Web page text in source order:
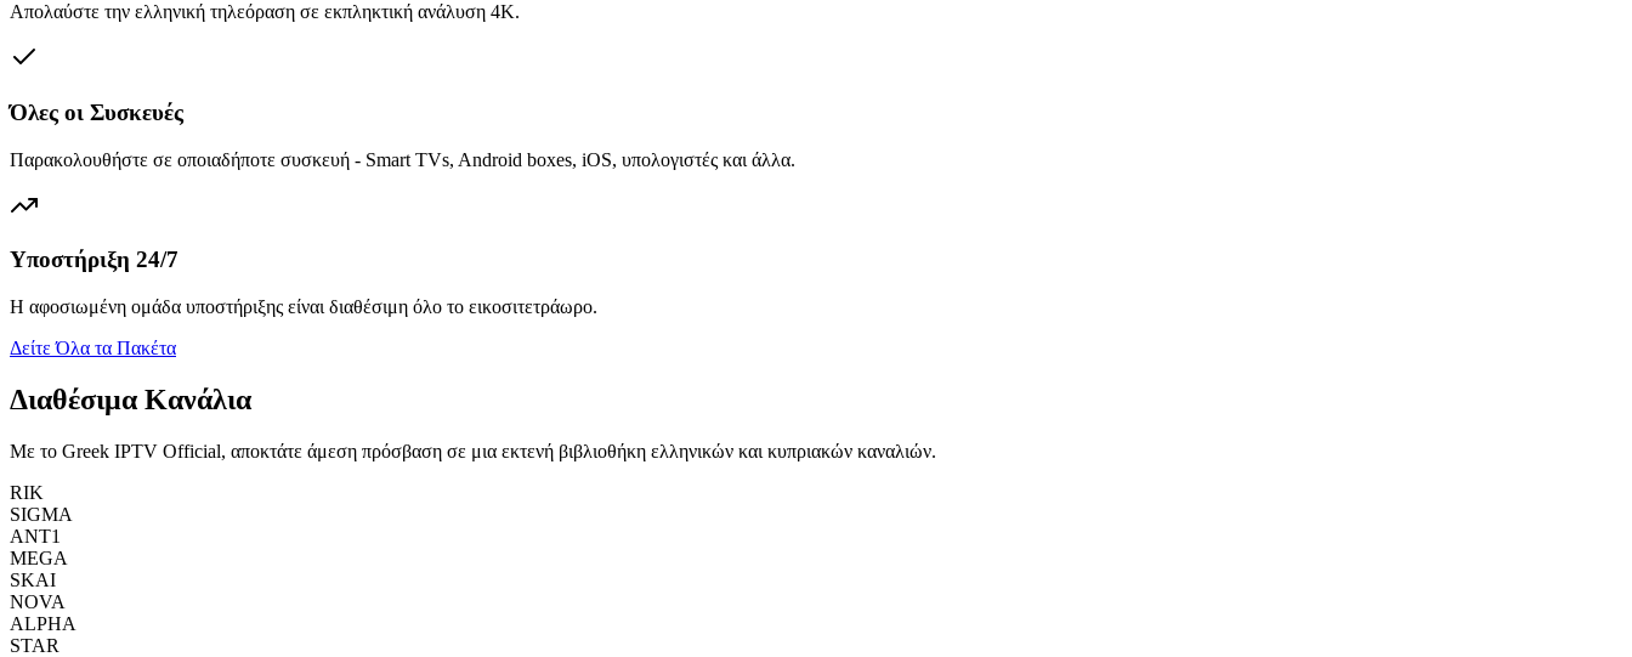
Απολαύστε την ελληνική τηλεόραση σε εκπληκτική ανάλυση 4K.
Όλες οι Συσκευές
Παρακολουθήστε σε οποιαδήποτε συσκευή - Smart TVs, Android boxes, iOS, υπολογιστές και άλλα.
Υποστήριξη 24/7
Η αφοσιωμένη ομάδα υποστήριξης είναι διαθέσιμη όλο το εικοσιτετράωρο.
Δείτε Όλα τα Πακέτα
Διαθέσιμα Κανάλια
Με το Greek IPTV Official, αποκτάτε άμεση πρόσβαση σε μια εκτενή βιβλιοθήκη ελληνικών και κυπριακών καναλιών.
RIK
SIGMA
ANT1
MEGA
SKAI
NOVA
ALPHA
STAR